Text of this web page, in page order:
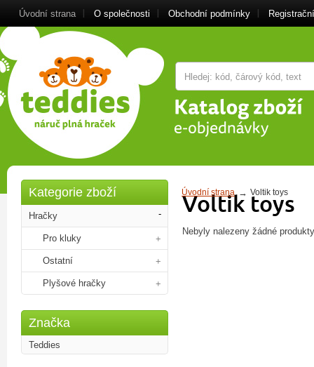
Úvodní strana O společnosti Obchodní podmínky
Úvodní strana Voltik toys
Voltik toys
Nebyly nalezeny žádné
Kategorie zboží
Hračky
Pro kluky
Ostatní
Plyšové hračky
Značka
Teddies